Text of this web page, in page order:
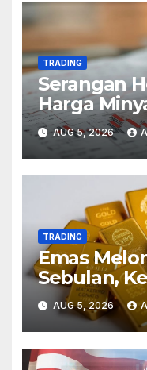
TRADING
Serangan
Harga
AUG 5, 2026
TRADING
Emas
Sebulan,
Mereda
AUG 5, 2026